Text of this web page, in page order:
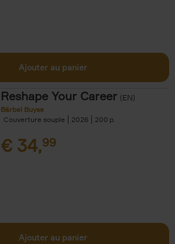
Ajouter au panier
Reshape Your Career (EN)
Bärbel Buyse
Couverture souple
2026 200
€ 34,99
Ajouter au panier